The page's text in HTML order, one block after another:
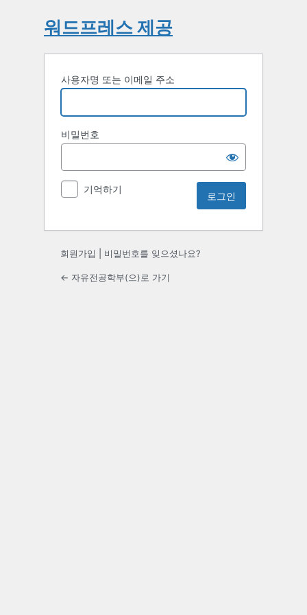
워드프레스 제공
사용자명 또는 이메일 주소
비밀번호
기억하기
회원가입 비밀번호를 잊으셨나요?
← 자유전공학부(으)로 가기